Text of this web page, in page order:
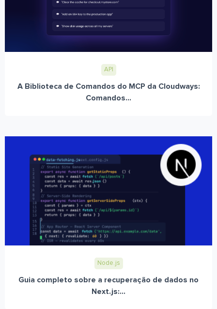
API
A Biblioteca de Comandos do MCP da Cloudways:
Comandos...
Node.js
Guia completo sobre a recuperação de dados no
Next.js:...